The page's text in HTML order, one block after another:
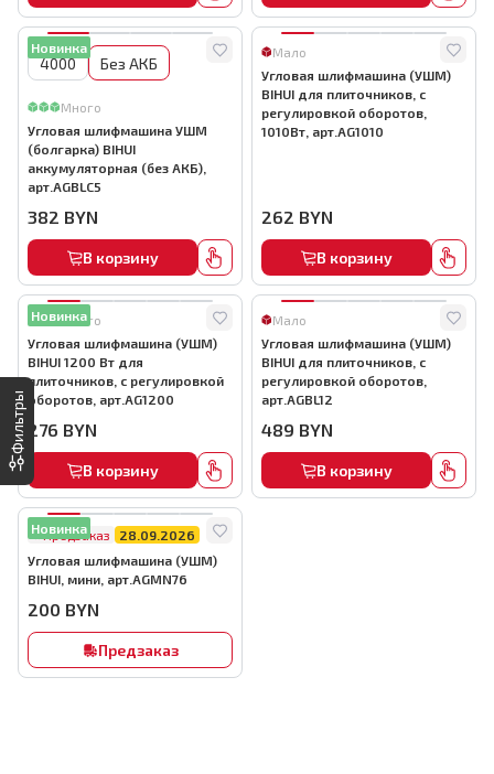
Фильтры
4000 Без АКБ
Много
Новинка
Угловая шлифмашина УШМ
(болгарка) BIHUI
аккумуляторная (без АКБ),
арт.AGBLC5
382 BYN
В корзину
Мало
Угловая шлифмашина (УШМ)
BIHUI для плиточников, с
регулировкой оборотов,
1010Вт, арт.AG1010
262 BYN
В корзину
Много
Новинка
Угловая шлифмашина (УШМ)
BIHUI 1200 Вт для
плиточников, с регулировкой
оборотов, арт.AG1200
276 BYN
В корзину
Мало
Угловая шлифмашина (УШМ)
BIHUI для плиточников, с
регулировкой оборотов,
арт.AGBL12
489 BYN
В корзину
Предзаказ 28.09.2026
Новинка
Угловая шлифмашина (УШМ)
BIHUI, мини, арт.AGMN76
200 BYN
Предзаказ